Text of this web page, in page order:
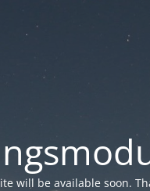
will be available soon.